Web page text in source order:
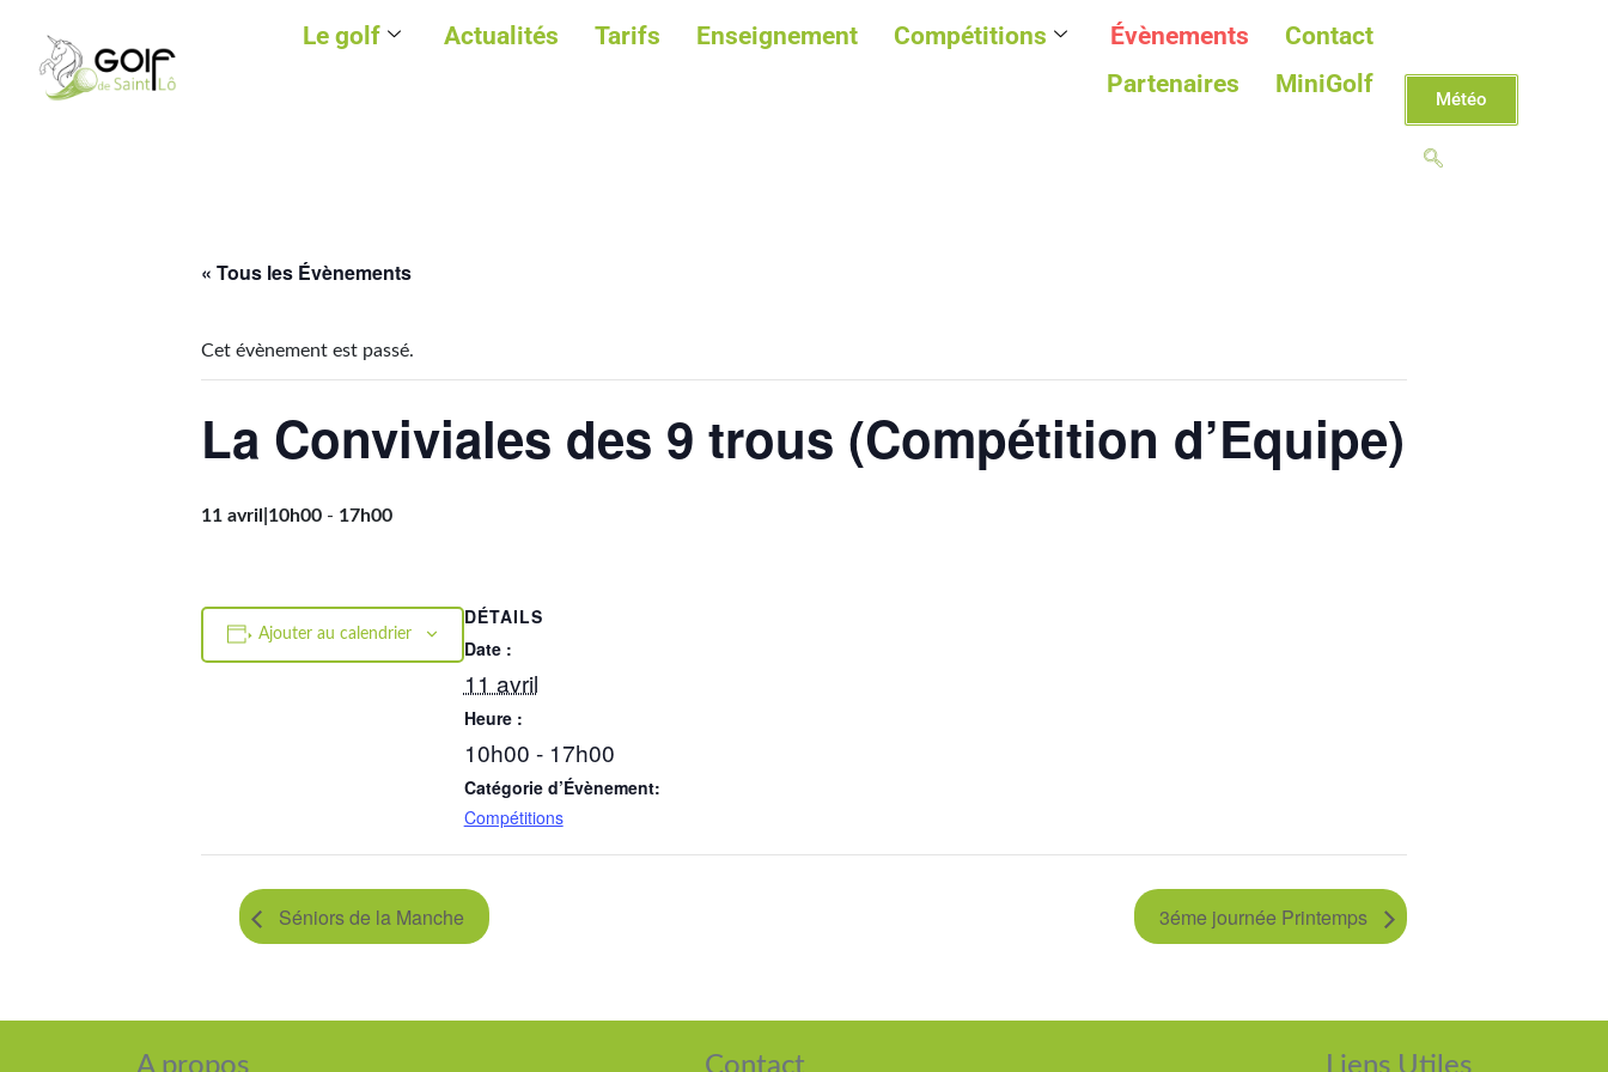
Le golf Actualités Tarifs Enseignement Compétitions Évènements
Contact
Partenaires
MiniGolf
Météo
« Tous les Évènements
Cet évènement est passé.
La Conviviales des 9 trous (Compétition d’Equipe)
11 avril|10h00 - 17h00
Ajouter au calendrier
DÉTAILS
Date :
11 avril
Heure :
10h00 - 17h00
Catégorie d’Évènement:
Compétitions
Séniors de la Manche 3éme journée Printemps
A propos Contact Liens Utiles